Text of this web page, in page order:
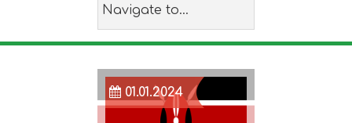
01.01.2024